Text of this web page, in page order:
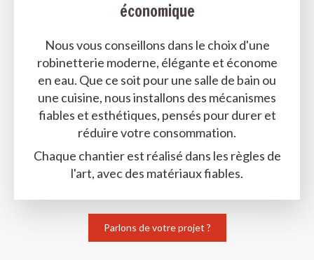
économique
Nous vous conseillons dans le choix d'une
robinetterie moderne, élégante et économe
en eau. Que ce soit pour une salle de bain ou
une cuisine, nous installons des mécanismes
fiables et esthétiques, pensés pour durer et
réduire votre consommation.
Chaque chantier est réalisé dans les règles de
l'art, avec des matériaux fiables.
Parlons de votre projet ?